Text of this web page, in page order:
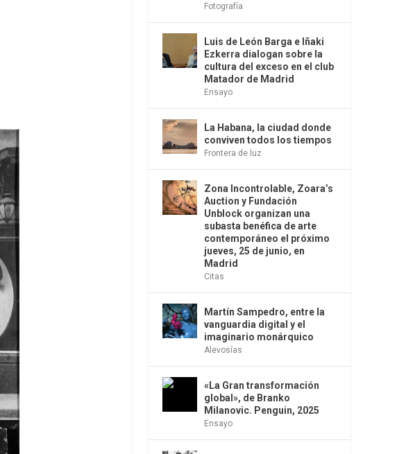
Fotografía
Luis de León Barga e Iñaki
Ezkerra dialogan sobre la
cultura del exceso en el club
Matador de Madrid
Ensayo
La Habana, la ciudad donde
conviven todos los tiempos
Frontera de luz
Zona Incontrolable, Zoara’s
Auction y Fundación
Unblock organizan una
subasta benéfica de arte
contemporáneo el próximo
jueves, 25 de junio, en
Madrid
Citas
Martín Sampedro, entre la
vanguardia digital y el
imaginario monárquico
Alevosías
«La Gran transformación
global», de Branko
Milanovic. Penguin, 2025
Ensayo